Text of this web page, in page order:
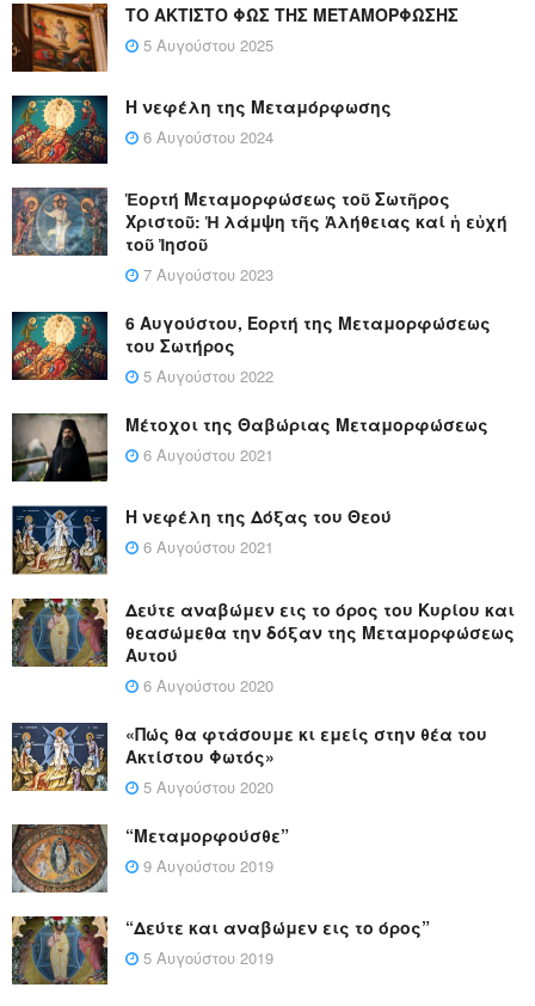
ΤΟ ΑΚΤΙΣΤΟ ΦΩΣ ΤΗΣ ΜΕΤΑΜΟΡΦΩΣΗΣ
5 Αυγούστου 2025
Η νεφέλη της Μεταμόρφωσης
6 Αυγούστου 2024
Ἑορτή Μεταμορφώσεως τοῦ Σωτῆρος
Χριστοῦ: Ἡ λάμψη τῆς Ἀλήθειας καί ἡ εὐχή
τοῦ Ἰησοῦ
7 Αυγούστου 2023
6 Αυγούστου, Εορτή της Μεταμορφώσεως
του Σωτήρος
5 Αυγούστου 2022
Μέτοχοι της Θαβώριας Μεταμορφώσεως
6 Αυγούστου 2021
Η νεφέλη της Δόξας του Θεού
6 Αυγούστου 2021
Δεύτε αναβώμεν εις το όρος του Κυρίου και
θεασώμεθα την δόξαν της Μεταμορφώσεως
Αυτού
6 Αυγούστου 2020
«Πώς θα φτάσουμε κι εμείς στην θέα του
Ακτίστου Φωτός»
5 Αυγούστου 2020
“Μεταμορφούσθε”
9 Αυγούστου 2019
“Δεύτε και αναβώμεν εις το όρος”
5 Αυγούστου 2019